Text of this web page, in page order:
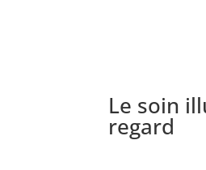
Le soin
regard